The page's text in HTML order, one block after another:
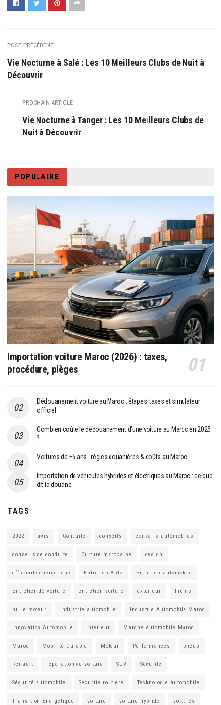
POST PRÉCÉDENT
Vie Nocturne à Salé : Les 10 Meilleurs Clubs de Nuit à
Découvrir
PROCHAIN ARTICLE
Vie Nocturne à Tanger : Les 10 Meilleurs Clubs de
Nuit à Découvrir
POPULAIRE
Importation voiture Maroc (2026) : taxes,
procédure, pièges
Dédouanement voiture au Maroc : étapes, taxes et simulateur
officiel
Combien coûte le dédouanement d’une voiture au Maroc en 2025
?
Voitures de +5 ans : règles douanières & coûts au Maroc
Importation de véhicules hybrides et électriques au Maroc : ce que
dit la douane
TAGS
2022 avis Conduite conseils conseils automobiles
conseils de conduite Culture marocaine design
efficacité énergétique Entretien Auto Entretien automobile
Entretien de voiture entretien voiture extérieur Freins
huile moteur industrie automobile Industrie Automobile Maroc
Innovation Automobile intérieur Marché Automobile Maroc
Maroc Mobilité Durable Moteur Performances pneus
Renault réparation de voiture SUV Sécurité
Sécurité automobile Sécurité routière Technologie automobile
Transition Énergétique voiture voiture hybride voitures